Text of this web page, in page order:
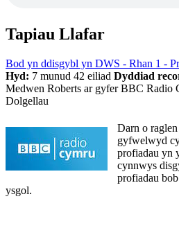
Tapiau Llafar
Bod yn ddisgybl yn DWS - Rhan 1 -
Hyd: 7 munud 42 eiliad Dyddiad
Medwen Roberts ar gyfer BBC Radio
Dolgellau
Darn o
gyfwelwyd
profiadau yn
cynnwys
profiadau
ysgol.